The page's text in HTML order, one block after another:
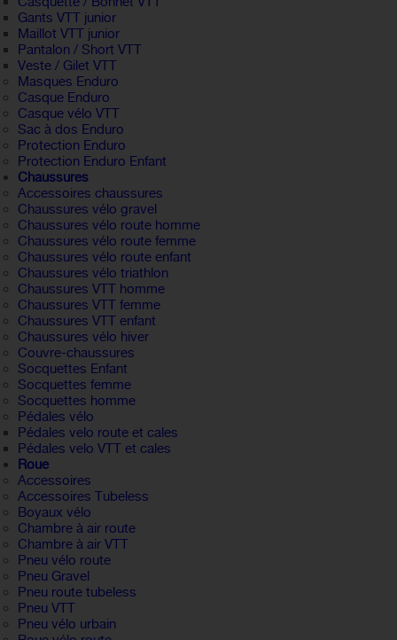
Gants VTT junior
Maillot VTT junior
Pantalon / Short VTT
Veste / Gilet VTT
Masques Enduro
Casque Enduro
Casque vélo VTT
Sac à dos Enduro
Protection Enduro
Protection Enduro Enfant
Chaussures
Accessoires chaussures
Chaussures vélo gravel
Chaussures vélo route homme
Chaussures vélo route femme
Chaussures vélo route enfant
Chaussures vélo triathlon
Chaussures VTT homme
Chaussures VTT femme
Chaussures VTT enfant
Chaussures vélo hiver
Couvre-chaussures
Socquettes Enfant
Socquettes femme
Socquettes homme
Pédales vélo
Pédales velo route et cales
Pédales velo VTT et cales
Roue
Accessoires
Accessoires Tubeless
Boyaux vélo
Chambre à air route
Chambre à air VTT
Pneu vélo route
Pneu Gravel
Pneu route tubeless
Pneu VTT
Pneu vélo urbain